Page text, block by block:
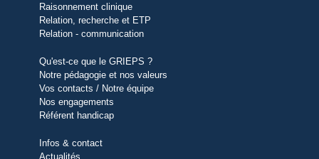
Raisonnement clinique
Relation, recherche et ETP
Relation - communication
Qu'est-ce que le GRIEPS ?
Notre pédagogie et nos valeurs
Vos contacts / Notre équipe
Nos engagements
Référent handicap
Infos & contact
Actualités